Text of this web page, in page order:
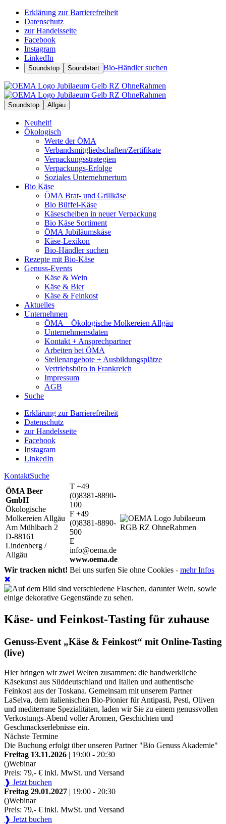
Erklärung zur Barrierefreiheit
Datenschutz
zur Handelsseite
Facebook
Instagram
LinkedIn
Soundstop Soundstart Bio-Händler suchen
Soundstop Allgäu
Neuheit!
Ökologisch
Werte der ÖMA
Verbandsmitgliedschaften/Zertifikate
Verpackungsstrategien
Verpackungs-Erfolge
Soziales Unternehmertum
Bio Käse
ÖMA Brat- und Grillkäse
Bio Büffel-Käse
Käsescheiben in neuer Verpackung
Bio Käse Sortiment
ÖMA Jubiläumskäse
Käse-Lexikon
Bio-Händler suchen
Rezepte mit Bio-Käse
Genuss-Events
Käse & Wein
Käse & Bier
Käse & Feinkost
Aktuelles
Unternehmen
ÖMA – Ökologische Molkereien Allgäu
Unternehmensdaten
Kontakt + Ansprechpartner
Arbeiten bei ÖMA
Stellenangebote + Ausbildungsplätze
Vertriebsbüro in Frankreich
Impressum
AGB
Suche
Erklärung zur Barrierefreiheit
Datenschutz
zur Handelsseite
Facebook
Instagram
LinkedIn
KontaktSuche
ÖMA Beer
GmbH
Ökologische
Molkereien Allgäu
Am Mühlbach 2
D-88161
Lindenberg /
Allgäu
T +49
(0)8381-8890-
100
F +49
(0)8381-8890-
500
E
info@oema.de
www.oema.de
Wir tracken nicht! Bei uns surfen Sie ohne Cookies - mehr Infos
✖
Käse- und Feinkost-Tasting für zuhause
Genuss-Event „Käse & Feinkost“ mit Online-Tasting
(live)
Hier bringen wir zwei Welten zusammen: die handwerkliche
Käsekunst aus Süddeutschland und Italien und authentische
Feinkost aus der Toskana. Gemeinsam mit unserem Partner
LaSelva, dem italienischen Bio-Pionier für Antipasti, Pesti, Oliven
und mediterrane Spezialitäten, laden wir Sie zu einem genussvollen
Verkostungs-Abend voller Aromen, Geschichten und
Geschmackserlebnisse ein.
Nächste Termine
Die Buchung erfolgt über unseren Partner "Bio Genuss Akademie"
Freitag 13.11.2026 | 19:00 - 20:30
()Webinar
Preis: 79,- € inkl. MwSt. und Versand
❱ Jetzt buchen
Freitag 29.01.2027 | 19:00 - 20:30
()Webinar
Preis: 79,- € inkl. MwSt. und Versand
❱ Jetzt buchen